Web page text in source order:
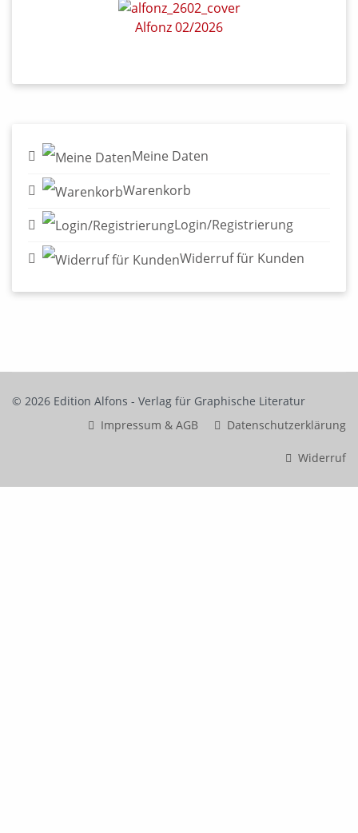
Alfonz 02/2026
Meine Daten
Warenkorb
Login/Registrierung
Widerruf für Kunden
© 2026 Edition Alfons - Verlag für Graphische Literatur
Impressum & AGB
Datenschutzerklärung
Widerruf